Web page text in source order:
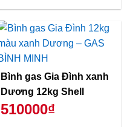
Bình gas Gia Đình xanh
Dương 12kg Shell
510000₫